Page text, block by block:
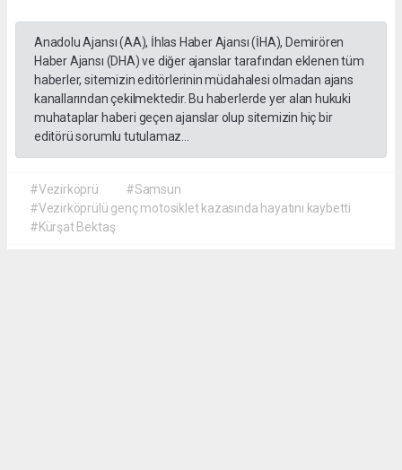
Anadolu Ajansı (AA), İhlas Haber Ajansı (İHA), Demirören
Haber Ajansı (DHA) ve diğer ajanslar tarafından eklenen tüm
haberler, sitemizin editörlerinin müdahalesi olmadan ajans
kanallarından çekilmektedir. Bu haberlerde yer alan hukuki
muhataplar haberi geçen ajanslar olup sitemizin hiç bir
editörü sorumlu tutulamaz...
#Vezirköprü
#Samsun
#Vezirköprülü genç motosiklet kazasında hayatını kaybetti
#Kürşat Bektaş